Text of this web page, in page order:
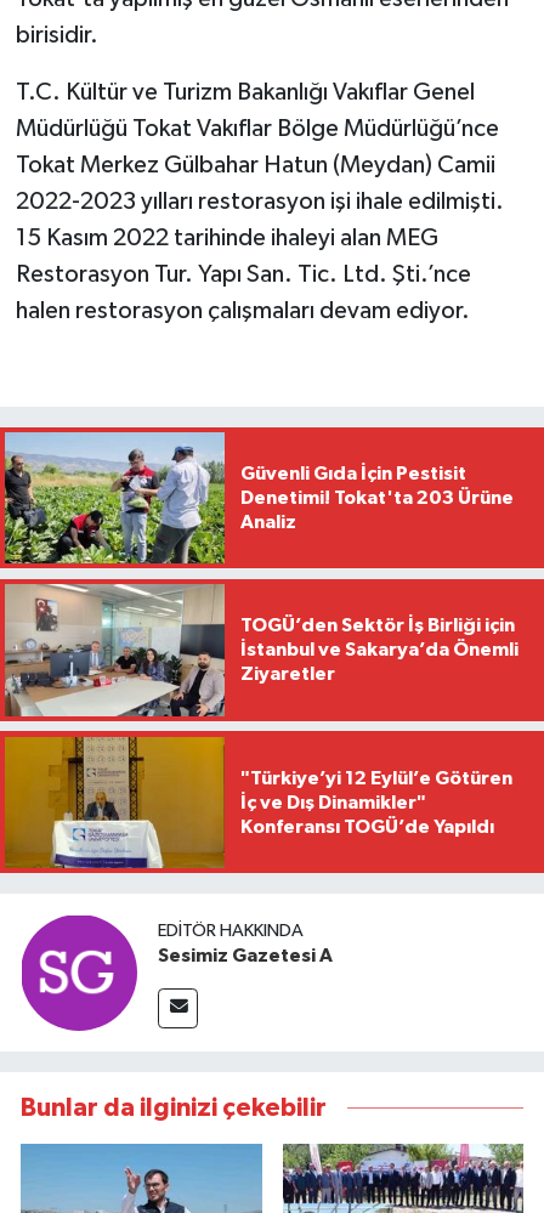
birisidir.
T.C. Kültür ve Turizm Bakanlığı Vakıflar Genel
Müdürlüğü Tokat Vakıflar Bölge Müdürlüğü’nce
Tokat Merkez Gülbahar Hatun (Meydan) Camii
2022-2023 yılları restorasyon işi ihale edilmişti.
15 Kasım 2022 tarihinde ihaleyi alan MEG
Restorasyon Tur. Yapı San. Tic. Ltd. Şti.’nce
halen restorasyon çalışmaları devam ediyor.
Güvenli Gıda İçin Pestisit
Denetimi! Tokat'ta 203 Ürüne
Analiz
TOGÜ’den Sektör İş Birliği için
İstanbul ve Sakarya’da Önemli
Ziyaretler
"Türkiye’yi 12 Eylül’e Götüren
İç ve Dış Dinamikler"
Konferansı TOGÜ’de Yapıldı
EDITÖR HAKKINDA
Sesimiz Gazetesi A
Bunlar da ilginizi çekebilir